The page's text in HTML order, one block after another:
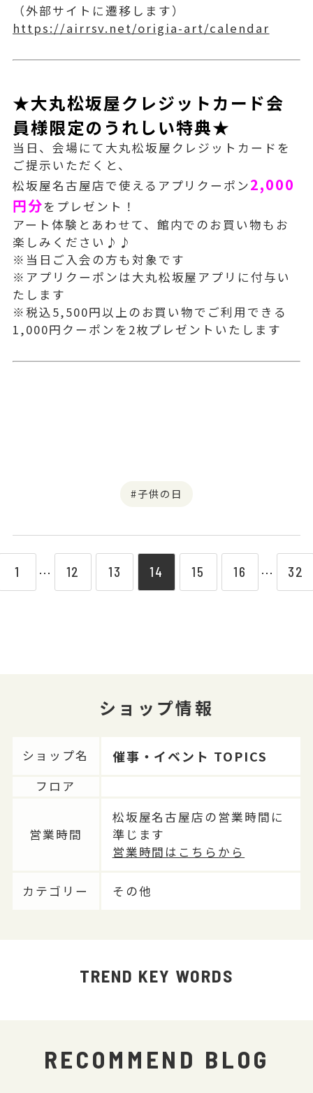
（外部サイトに遷移します）
https://airrsv.net/origia-art/calendar
★大丸松坂屋クレジットカード会
員様限定のうれしい特典★
当日、会場にて大丸松坂屋クレジットカードを
ご提示いただくと、
松坂屋名古屋店で使えるアプリクーポン2,000
円分をプレゼント！
アート体験とあわせて、館内でのお買い物もお
楽しみください♪♪
※当日ご入会の方も対象です
※アプリクーポンは大丸松坂屋アプリに付与い
たします
※税込5,500円以上のお買い物でご利用できる
1,000円クーポンを2枚プレゼントいたします
子供の日
1 ⋯ 12 13 14 15 16 ⋯ 32
ショップ情報
ショップ名 催事・イベント TOPICS
フロア
営業時間
松坂屋名古屋店の営業時間に
準じます
営業時間はこちらから
カテゴリー その他
TREND KEY WORDS
RECOMMEND BLOG